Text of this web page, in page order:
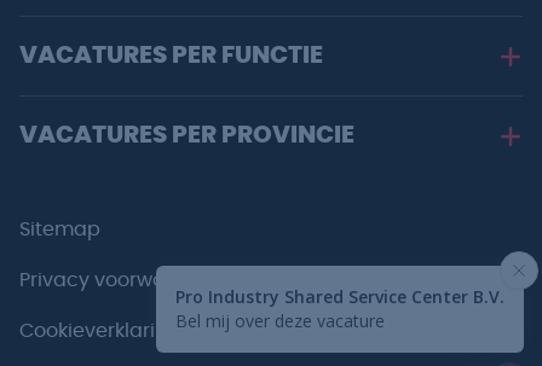
VACATURES PER FUNCTIE
VACATURES PER PROVINCIE
Sitemap
Privacy voorwaarden
Cookieverklaring